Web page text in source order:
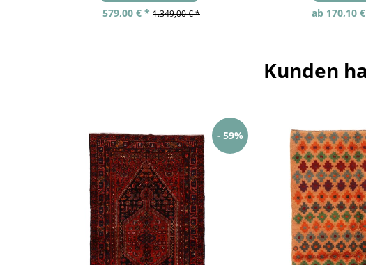
579,00 € * 1.349,00 € * ab 170,10
Kunden
- 59%